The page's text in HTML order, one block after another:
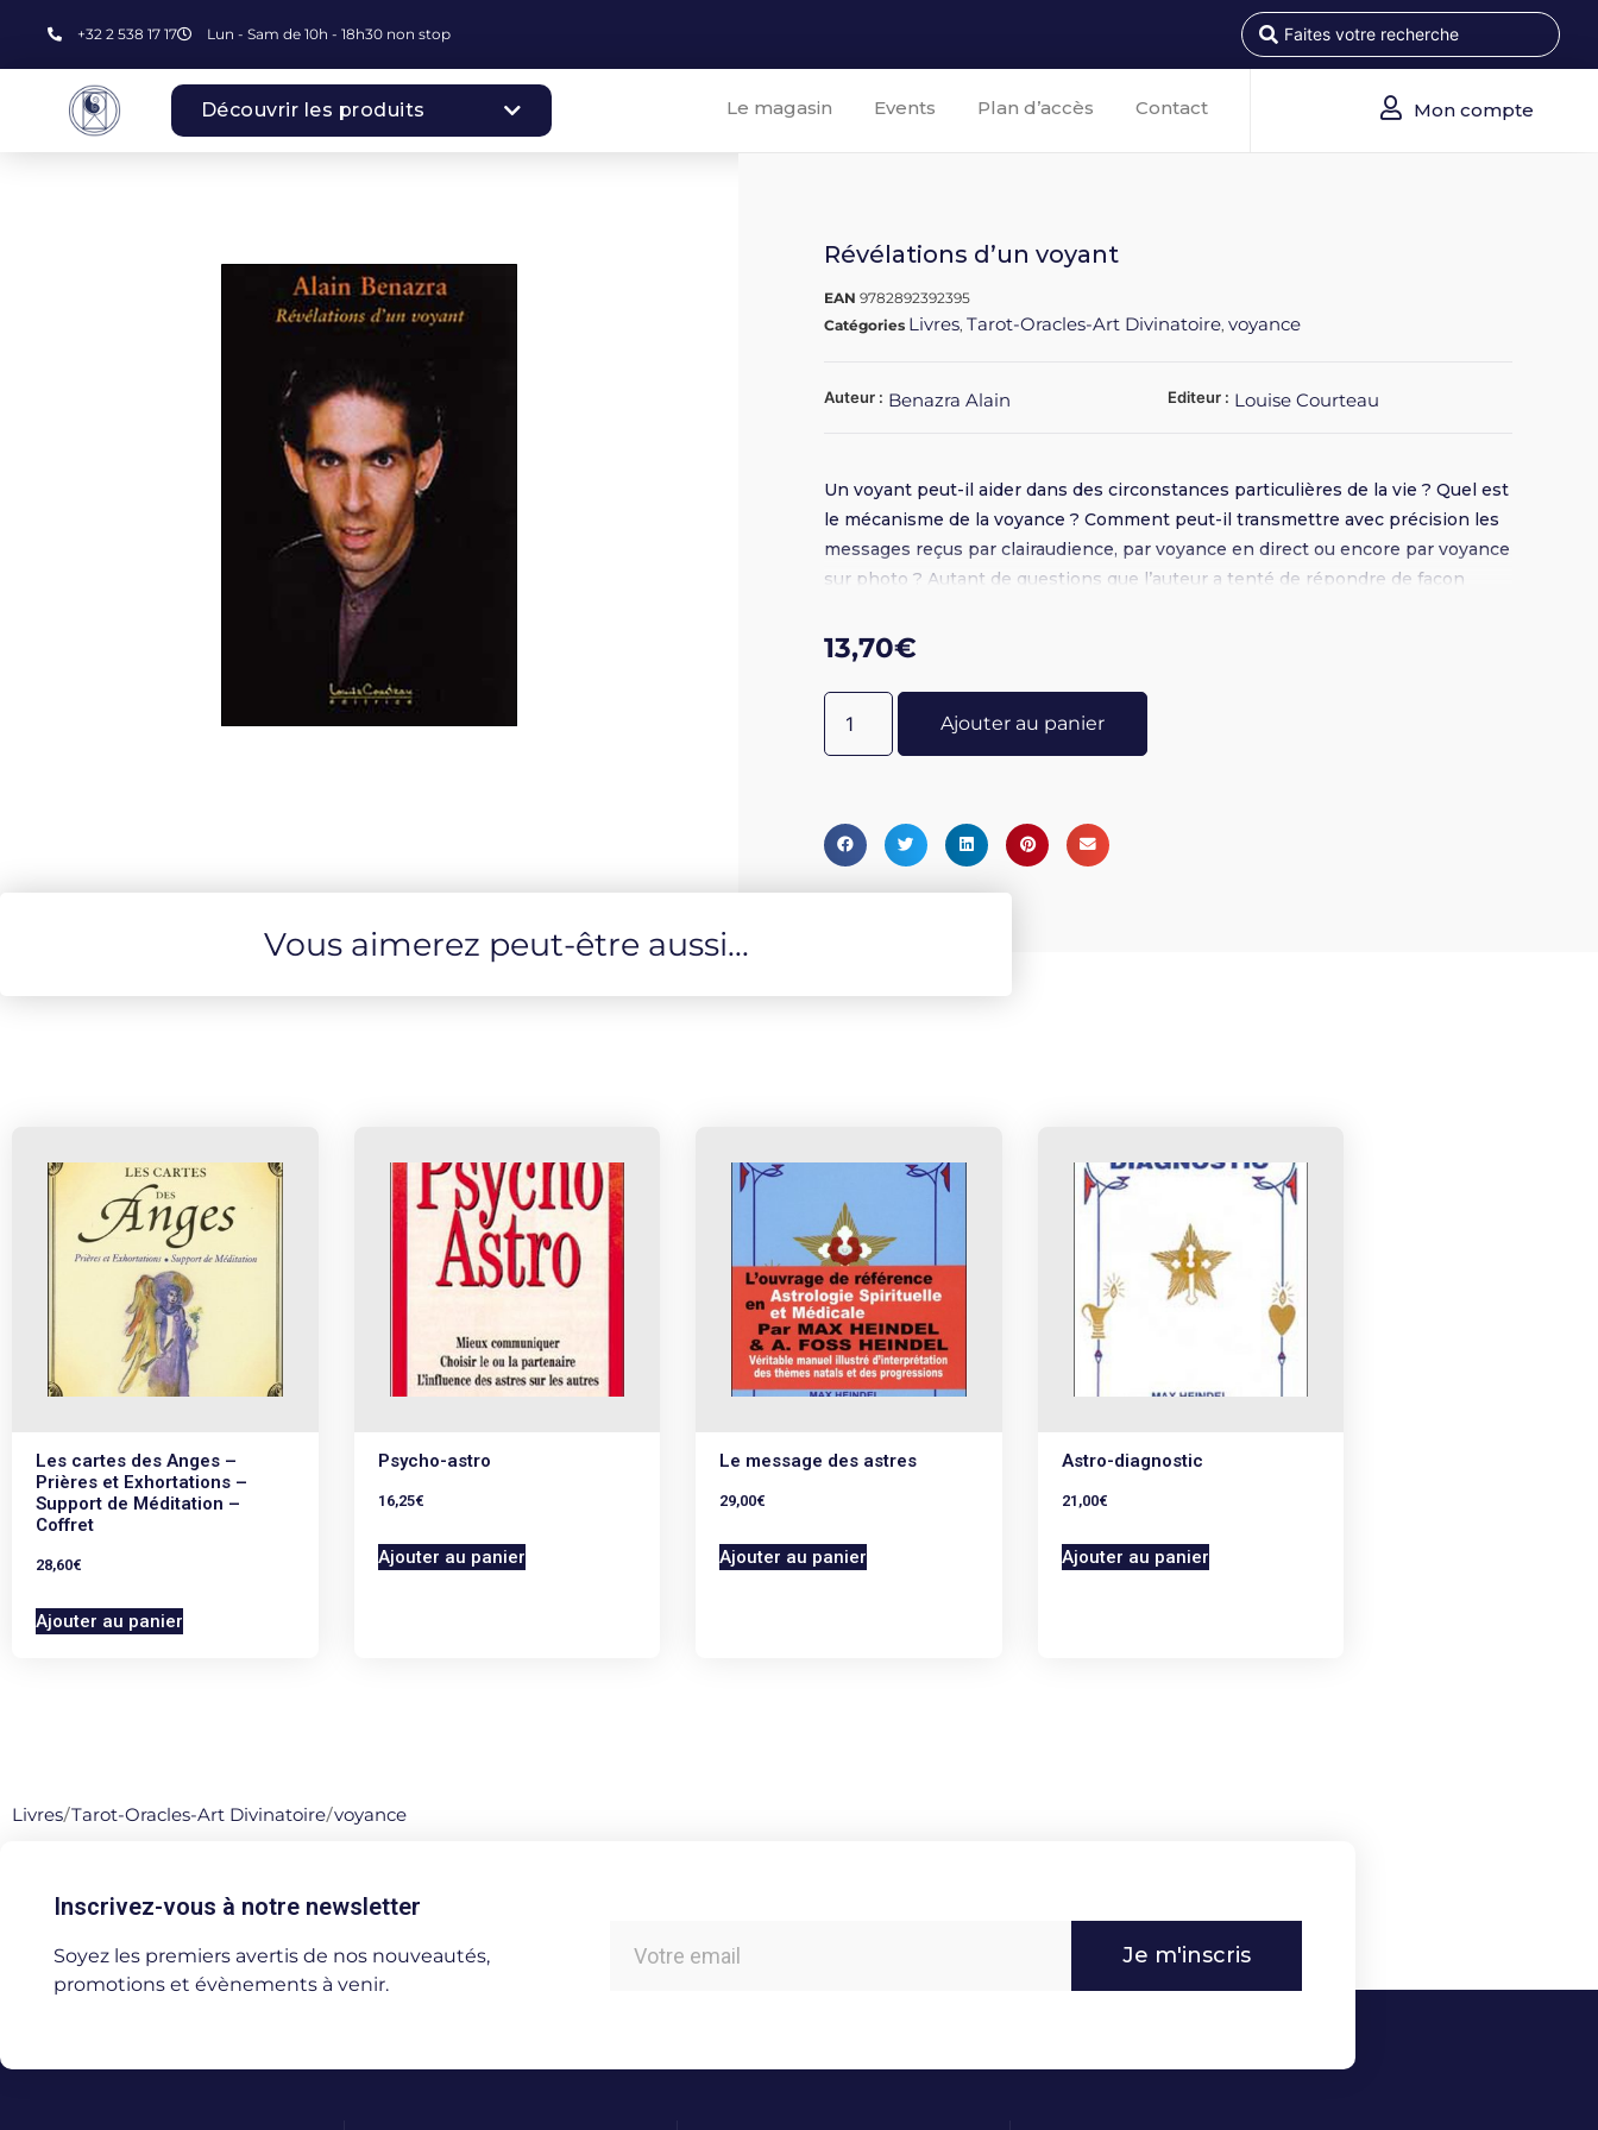
+32 2 538 17 17 Lun - Sam de 10h - 18h30 non stop
Découvrir les produits Le magasin Events Plan d’accès Contact Mon compte
Révélations d’un voyant
EAN9782892392395
Catégories Livres,Tarot-Oracles-Art Divinatoire,voyance
Auteur : Benazra Alain Editeur : Louise Courteau
Un voyant peut-il aider dans des circonstances particulières de la vie ? Quel est
le mécanisme de la voyance ? Comment peut-il transmettre avec précision les
messages reçus par clairaudience, par voyance en direct ou encore par voyance
sur photo ? Autant de questions que l’auteur a tenté de répondre de façon
respecté. Broché 14 x 22 - 156 pages
13,70€
Ajouter au panier
Vous aimerez peut-être aussi...
Les cartes des Anges –
Prières et Exhortations –
Support de Méditation –
Coffret
28,60€
Ajouter au panier
Psycho-astro
16,25€
Ajouter au panier
Le message des astres
29,00€
Ajouter au panier
Astro-diagnostic
21,00€
Ajouter au panier
Livres/Tarot-Oracles-Art Divinatoire/voyance
Inscrivez-vous à notre newsletter
Soyez les premiers avertis de nos nouveautés,
promotions et évènements à venir.
Je m'inscris